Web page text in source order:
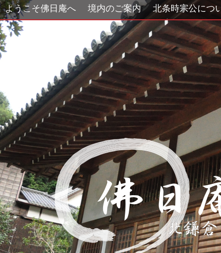
ようこそ佛日庵へ 境内のご案内 北条時宗公につ